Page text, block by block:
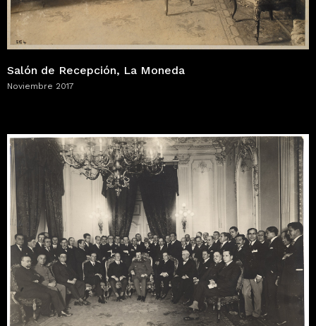
Salón de Recepción, La Moneda
Noviembre 2017